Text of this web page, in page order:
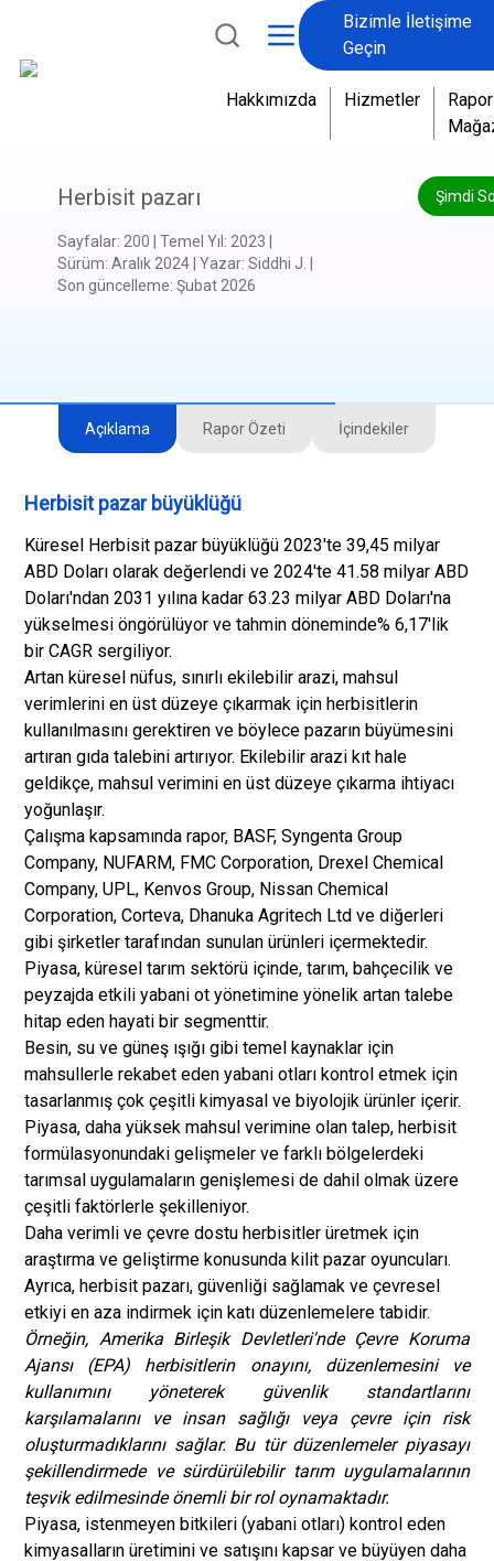
Bizimle İletişime
Geçin
Hakkımızda Hizmetler
Rapor
Şimdi
Herbisit pazarı
Sayfalar: 200 Temel Yıl : 2023
Sürüm: Aralık 2024| Yazar: Siddhi J.
Son güncelleme: Şubat 2026
Açıklama Rapor Özeti İçindekiler
Herbisit pazar büyüklüğü
Küresel Herbisit pazar büyüklüğü 2023'te 39,45 milyar
ABD Doları olarak değerlendi ve 2024'te 41.58 milyar ABD
Doları'ndan 2031 yılına kadar 63.23 milyar ABD Doları'na
yükselmesi öngörülüyor ve tahmin döneminde% 6,17'lik
bir CAGR sergiliyor.
Artan küresel nüfus, sınırlı ekilebilir arazi, mahsul
verimlerini en üst düzeye çıkarmak için herbisitlerin
kullanılmasını gerektiren ve böylece pazarın büyümesini
artıran gıda talebini artırıyor. Ekilebilir arazi kıt hale
geldikçe, mahsul verimini en üst düzeye çıkarma ihtiyacı
yoğunlaşır.
Çalışma kapsamında rapor, BASF, Syngenta Group
Company, NUFARM, FMC Corporation, Drexel Chemical
Company, UPL, Kenvos Group, Nissan Chemical
Corporation, Corteva, Dhanuka Agritech Ltd ve diğerleri
gibi şirketler tarafından sunulan ürünleri içermektedir.
Piyasa, küresel tarım sektörü içinde, tarım, bahçecilik ve
peyzajda etkili yabani ot yönetimine yönelik artan talebe
hitap eden hayati bir segmenttir.
Besin, su ve güneş ışığı gibi temel kaynaklar için
mahsullerle rekabet eden yabani otları kontrol etmek için
tasarlanmış çok çeşitli kimyasal ve biyolojik ürünler içerir.
Piyasa, daha yüksek mahsul verimine olan talep, herbisit
formülasyonundaki gelişmeler ve farklı bölgelerdeki
tarımsal uygulamaların genişlemesi de dahil olmak üzere
çeşitli faktörlerle şekilleniyor.
Daha verimli ve çevre dostu herbisitler üretmek için
araştırma ve geliştirme konusunda kilit pazar oyuncuları.
Ayrıca, herbisit pazarı, güvenliği sağlamak ve çevresel
etkiyi en aza indirmek için katı düzenlemelere tabidir.
Örneğin, Amerika Birleşik Devletleri'nde Çevre Koruma
Ajansı (EPA) herbisitlerin onayını, düzenlemesini ve
kullanımını yöneterek güvenlik standartlarını
karşılamalarını ve insan sağlığı veya çevre için risk
oluşturmadıklarını sağlar. Bu tür düzenlemeler piyasayı
şekillendirmede ve sürdürülebilir tarım uygulamalarının
teşvik edilmesinde önemli bir rol oynamaktadır.
Piyasa, istenmeyen bitkileri (yabani otları) kontrol eden
kimyasalların üretimini ve satışını kapsar ve büyüyen daha